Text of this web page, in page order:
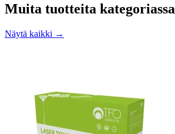
Muita tuotteita kategoriassa
Näytä kaikki →